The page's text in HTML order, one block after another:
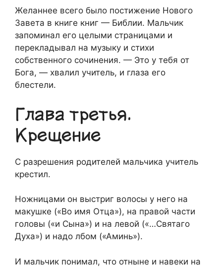
Желаннее всего было постижение Нового
Завета в книге книг — Библии. Мальчик
запоминал его целыми страницами и
перекладывал на музыку и стихи
собственного сочинения. — Это у тебя от
Бога, — хвалил учитель, и глаза его
блестели.
Глава третья.
Крещение
С разрешения родителей мальчика учитель
крестил.
Ножницами он выстриг волосы у него на
макушке («Во имя Отца»), на правой части
головы («и Сына») и на левой («…Святаго
Духа») и надо лбом («Аминь»).
И мальчик понимал, что отныне и навеки на